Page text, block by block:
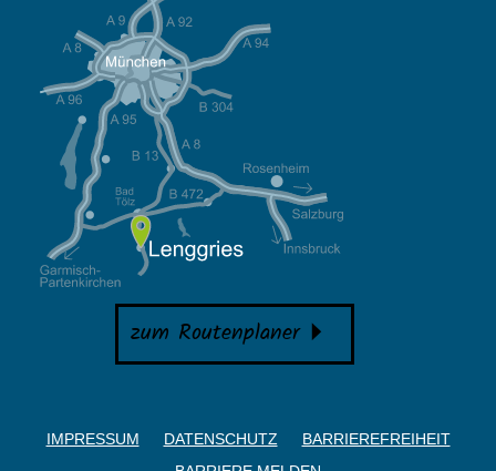
zum Routenplaner
IMPRESSUM DATENSCHUTZ
BARRIEREFREIHEIT